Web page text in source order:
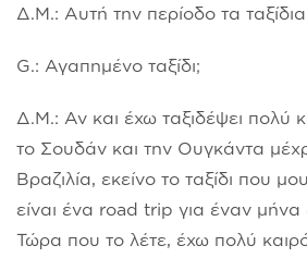
Δ.Μ.: Αυτή την περίοδο τα
G.: Αγαπημένο ταξίδι;
Δ.Μ.: Αν και έχω ταξιδέψει πολύ
το Σουδάν και την Ουγκάντα
Βραζιλία, εκείνο το ταξίδι που
είναι ένα road trip για έναν
Τώρα που το λέτε, έχω πολύ